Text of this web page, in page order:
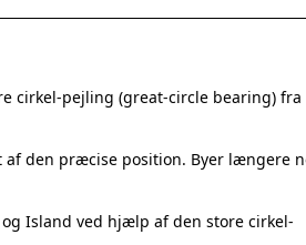
Faaborg
Munkebo
Otterup
Ebeltoft
cirkel-pejling (great-circle bearing) fra
af den præcise position. Byer længere
Island ved hjælp af den store cirkel-